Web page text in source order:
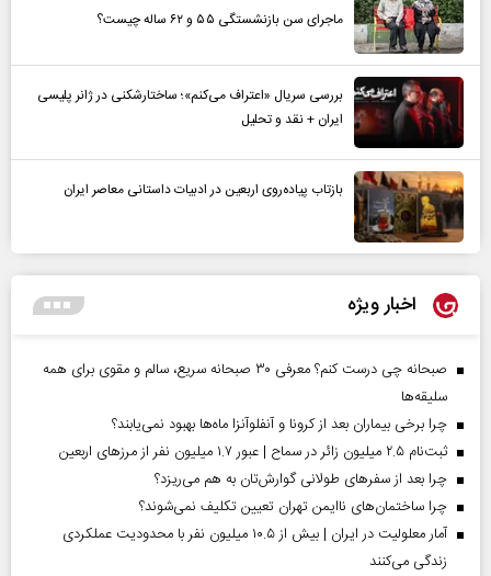
ماجرای سن بازنشستگی ۵۵ و ۶۲ ساله چیست؟
بررسی سریال «اعتراف می‌کنم»؛ ساختارشکنی در ژانر پلیسی
ایران + نقد و تحلیل
بازتاب پیاده‌روی اربعین در ادبیات داستانی معاصر ایران
اخبار ویژه
صبحانه چی درست کنم؟ معرفی ۳۰ صبحانه سریع، سالم و مقوی برای همه
سلیقه‌ها
چرا برخی بیماران بعد از کرونا و آنفلوآنزا ماه‌ها بهبود نمی‌یابند؟
ثبت‌نام ۲.۵ میلیون زائر در سماح | عبور ۱.۷ میلیون نفر از مرز‌های اربعین
چرا بعد از سفرهای طولانی گوارش‌تان به هم می‌ریزد؟
چرا ساختمان‌های ناایمن تهران تعیین تکلیف نمی‌شوند؟
آمار معلولیت در ایران | بیش از ۱۰.۵ میلیون نفر با محدودیت عملکردی
زندگی می‌کنند